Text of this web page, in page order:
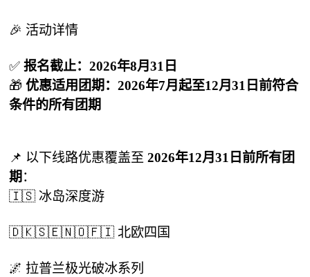
🎉 活动详情
✅报名截止：2026年8月31日
🎁优惠适用团期：2026年7月起至12月31日前符合
条件的所有团期
📌 以下线路优惠覆盖至2026年12月31日前所有团
期 ：
🇮🇸 冰岛深度游
🇩🇰🇸🇪🇳🇴🇫🇮 北欧四国
🌌 拉普兰极光破冰系列